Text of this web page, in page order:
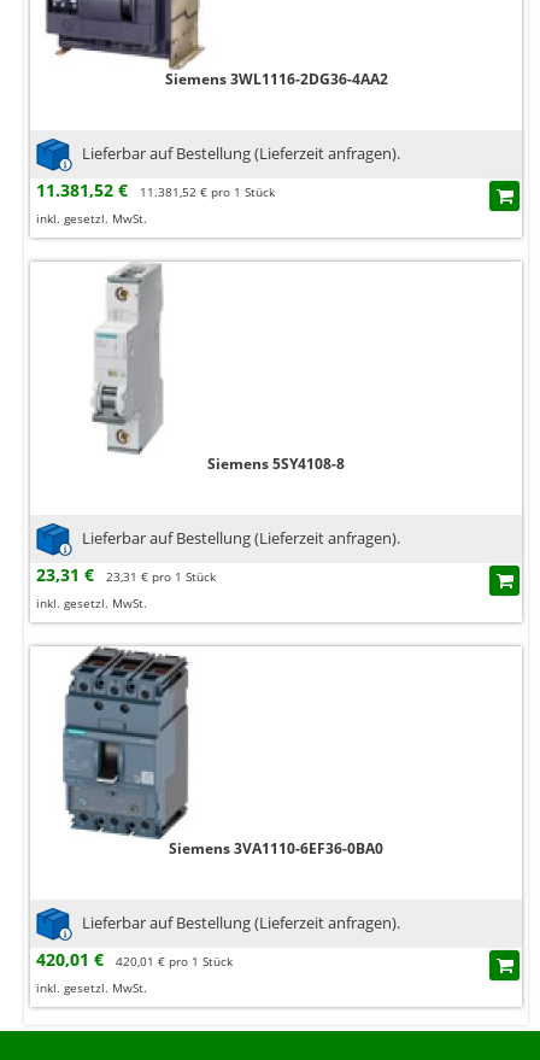
Siemens 3WL1116-2DG36-4AA2
Lieferbar auf Bestellung (Lieferzeit anfragen).
11.381,52 €
11.381,52 € pro 1 Stück
inkl. gesetzl. MwSt.
Siemens 5SY4108-8
Lieferbar auf Bestellung (Lieferzeit anfragen).
23,31 €
23,31 € pro 1 Stück
inkl. gesetzl. MwSt.
Siemens 3VA1110-6EF36-0BA0
Lieferbar auf Bestellung (Lieferzeit anfragen).
420,01 €
420,01 € pro 1 Stück
inkl. gesetzl. MwSt.